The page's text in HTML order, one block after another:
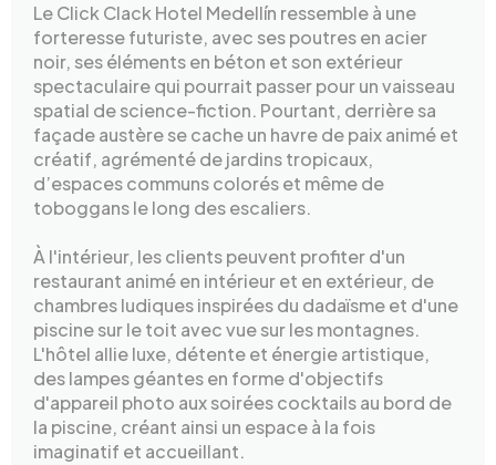
Le Click Clack Hotel Medellín ressemble à une
forteresse futuriste, avec ses poutres en acier
noir, ses éléments en béton et son extérieur
spectaculaire qui pourrait passer pour un vaisseau
spatial de science-fiction. Pourtant, derrière sa
façade austère se cache un havre de paix animé et
créatif, agrémenté de jardins tropicaux,
d’espaces communs colorés et même de
toboggans le long des escaliers.
À l'intérieur, les clients peuvent profiter d'un
restaurant animé en intérieur et en extérieur, de
chambres ludiques inspirées du dadaïsme et d'une
piscine sur le toit avec vue sur les montagnes.
L'hôtel allie luxe, détente et énergie artistique,
des lampes géantes en forme d'objectifs
d'appareil photo aux soirées cocktails au bord de
la piscine, créant ainsi un espace à la fois
imaginatif et accueillant.